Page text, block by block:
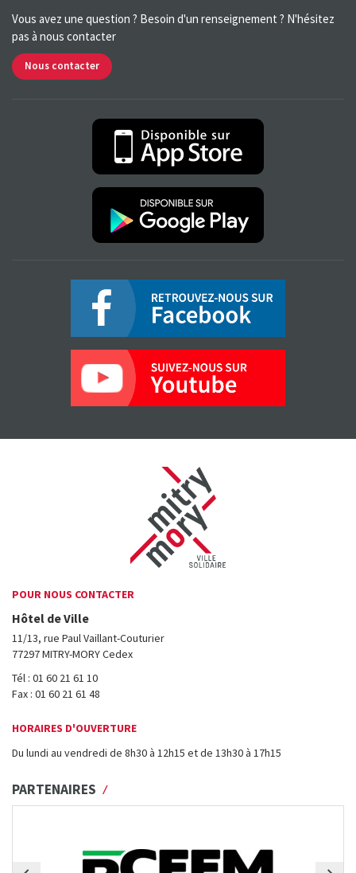
Vous avez une question ? Besoin d'un renseignement ? N'hésitez
pas à nous contacter
Nous contacter
POUR NOUS CONTACTER
Hôtel de Ville
11/13, rue Paul Vaillant-Couturier
77297 MITRY-MORY Cedex
Tél : 01 60 21 61 10
Fax : 01 60 21 61 48
HORAIRES D'OUVERTURE
Du lundi au vendredi de 8h30 à 12h15 et de 13h30 à 17h15
PARTENAIRES